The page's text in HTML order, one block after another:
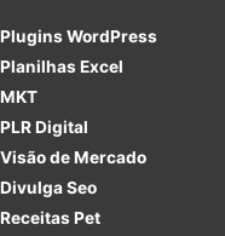
PluginsWordPress
Planilhas Excel
MKT
PLRDigital
Visão de Mercado
Divulga Seo
Receitas Pet